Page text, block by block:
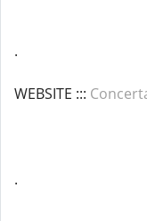
.
WEBSITE :::
.